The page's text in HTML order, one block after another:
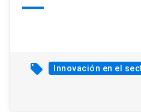
local_offer Innovación en el